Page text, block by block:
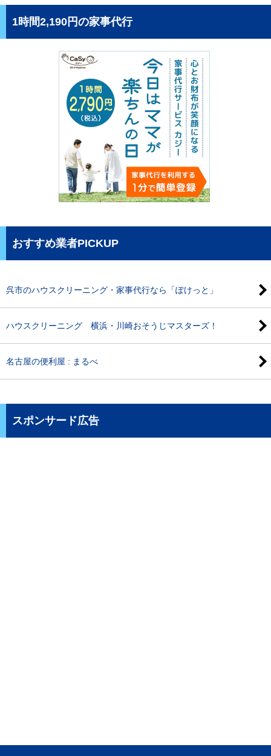
1時間2,190円の家事代行
おすすめ業者PICKUP
呉市のハウスクリーニング・家事代行なら「ぽけっと」
ハウスクリーニング 横浜・川崎おそうじマスターズ！
名古屋の便利屋 : まるべ
スポンサード広告